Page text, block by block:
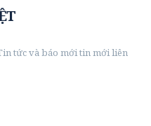
tức và báo mới tin mới liên